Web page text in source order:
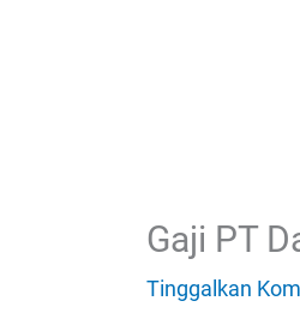
Gaji PT
Tinggalkan